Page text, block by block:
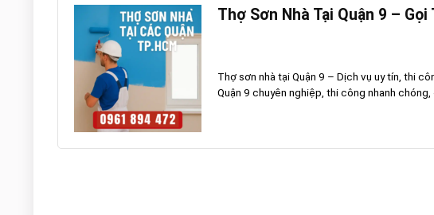
Thợ Sơn Nhà Tại Quận 9 –
Thợ sơn nhà tại Quận 9 – Dịch vụ uy tín, thi
Quận 9 chuyên nghiệp, thi công nhanh chóng,